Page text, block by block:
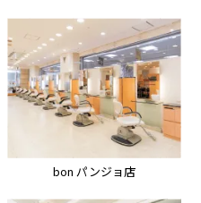
bon パンジョ店